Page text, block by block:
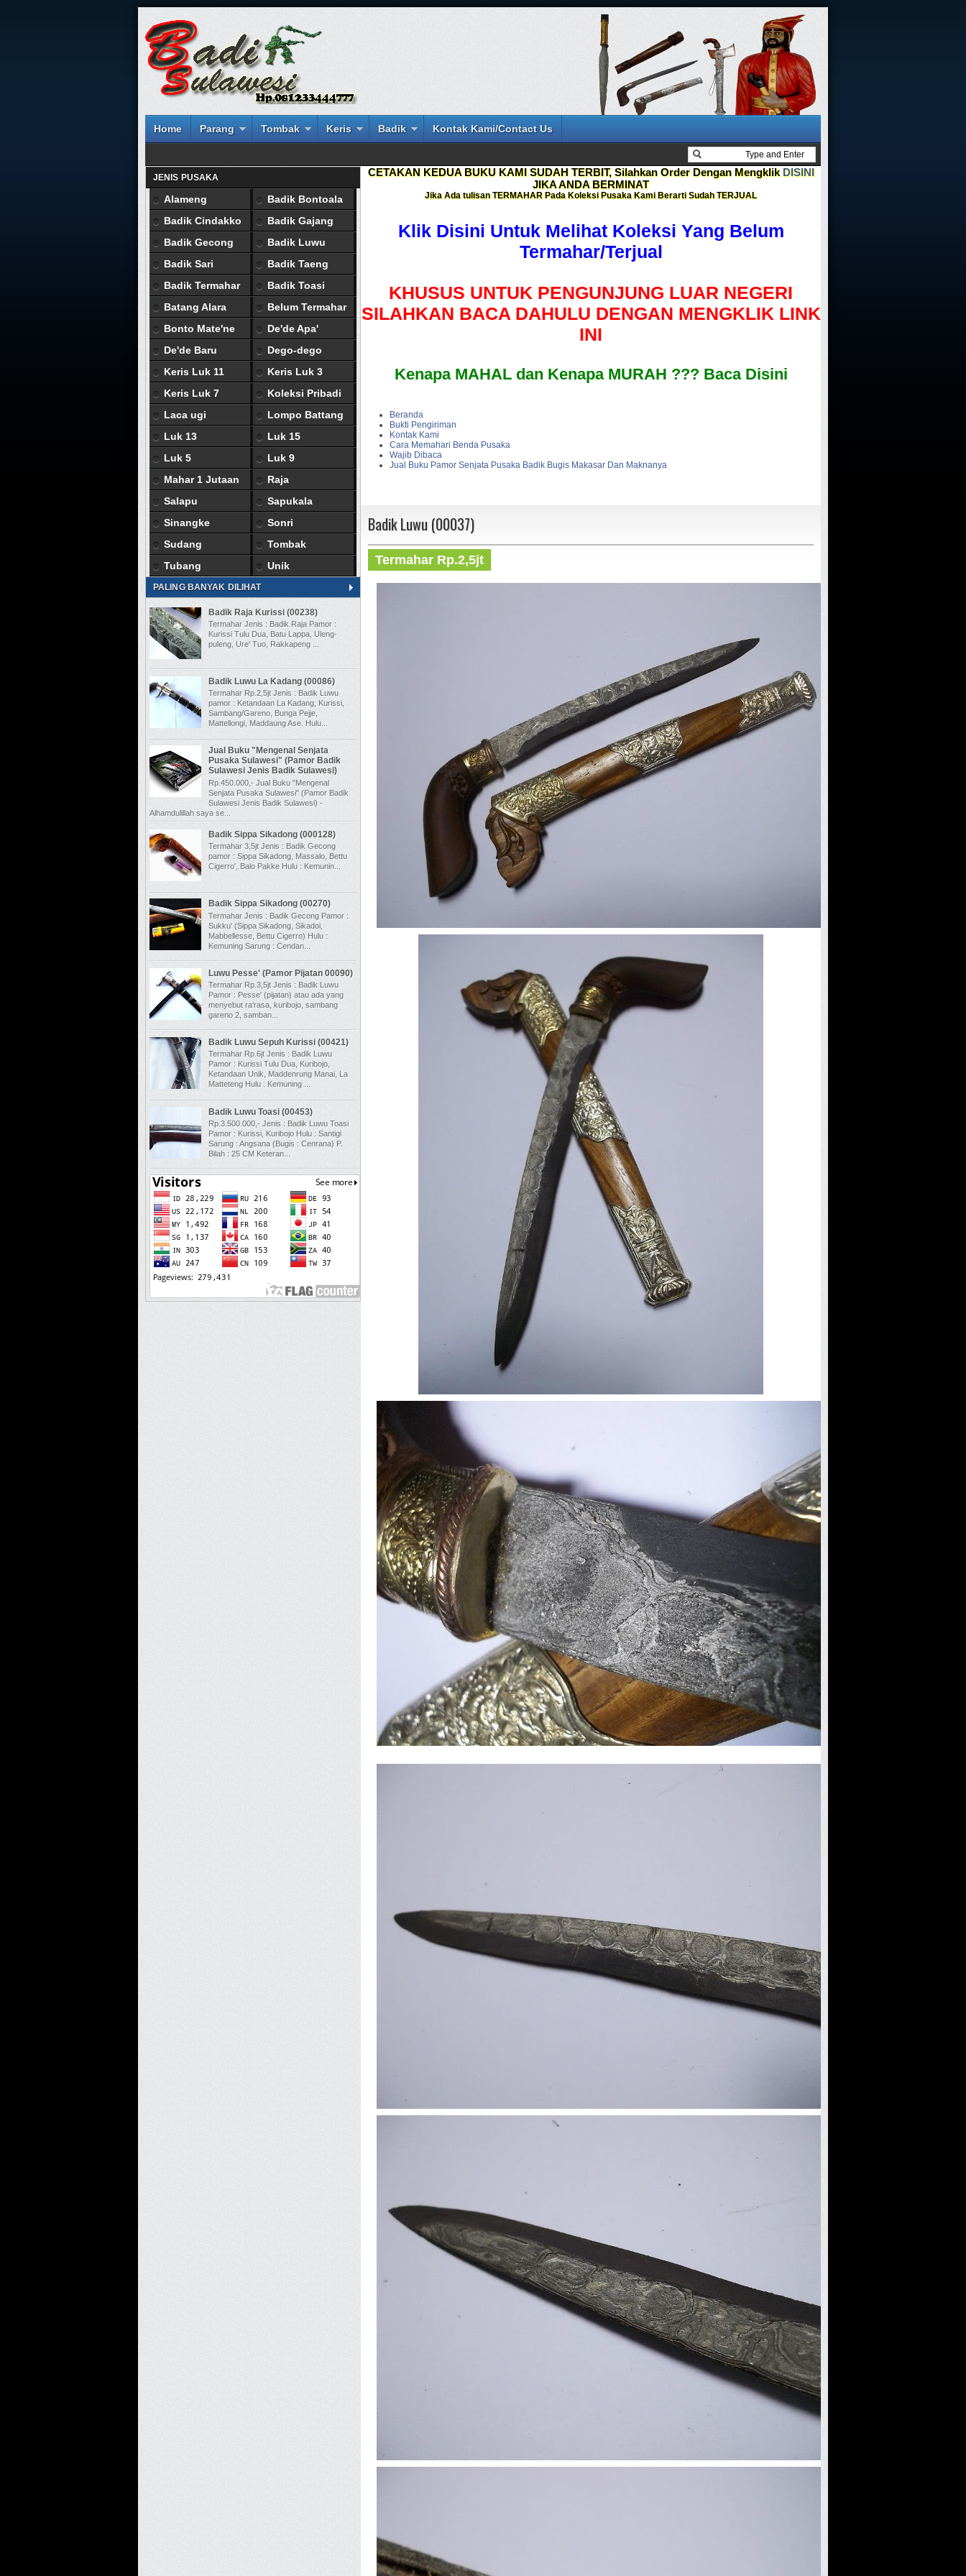
Home Parang Tombak Keris Badik Kontak Kami/Contact Us
CETAKAN KEDUA BUKU KAMI SUDAH TERBIT, Silahkan Order Dengan MengklikDISINI
JIKA ANDA BERMINAT
Jika Ada tulisanTERMAHARPada Koleksi Pusaka Kami Berarti SudahTERJUAL
Klik Disini Untuk Melihat Koleksi Yang Belum
Termahar/Terjual
KHUSUS UNTUK PENGUNJUNG LUAR NEGERI
SILAHKAN BACA DAHULU DENGAN MENGKLIK LINK
INI
Kenapa MAHAL dan Kenapa MURAH ??? Baca Disini
Beranda
Bukti Pengiriman
Kontak Kami
Cara Memahari Benda Pusaka
Wajib Dibaca
Jual Buku Pamor Senjata Pusaka Badik Bugis Makasar Dan Maknanya
Badik Luwu (00037)
Termahar Rp.2,5jt
JENIS PUSAKA
Alameng
Badik Bontoala
Badik Cindakko
Badik Gajang
Badik Gecong
Badik Luwu
Badik Sari
Badik Taeng
Badik Termahar
Badik Toasi
Batang Alara
Belum Termahar
Bonto Mate'ne
De'de Apa'
De'de Baru
Dego-dego
Keris Luk 11
Keris Luk 3
Keris Luk 7
Koleksi Pribadi
Laca ugi
Lompo Battang
Luk 13
Luk 15
Luk 5
Luk 9
Mahar 1 Jutaan
Raja
Salapu
Sapukala
Sinangke
Sonri
Sudang
Tombak
Tubang
Unik
PALING BANYAK DILIHAT
Badik Raja Kurissi (00238)
Termahar Jenis : Badik Raja Pamor :
Kurissi Tulu Dua, Batu Lappa, Uleng-
puleng, Ure' Tuo, Rakkapeng ...
Badik Luwu La Kadang (00086)
Termahar Rp.2,5jt Jenis : Badik Luwu
pamor : Ketandaan La Kadang, Kurissi,
Sambang/Gareno, Bunga Pejje,
Mattellongi, Maddaung Ase. Hulu...
Jual Buku "Mengenal Senjata
Pusaka Sulawesi" (Pamor Badik
Sulawesi Jenis Badik Sulawesi)
Rp.450.000,- Jual Buku "Mengenal
Senjata Pusaka Sulawesi" (Pamor Badik
Sulawesi Jenis Badik Sulawesi) -
Alhamdulillah saya se...
Badik Sippa Sikadong (000128)
Termahar 3,5jt Jenis : Badik Gecong
pamor : Sippa Sikadong, Massalo, Bettu
Cigerro', Balo Pakke Hulu : Kemunin...
Badik Sippa Sikadong (00270)
Termahar Jenis : Badik Gecong Pamor :
Sukku' (Sippa Sikadong, Sikadoi,
Mabbellesse, Bettu Cigerro) Hulu :
Kemuning Sarung : Cendan...
Luwu Pesse' (Pamor Pijatan 00090)
Termahar Rp.3,5jt Jenis : Badik Luwu
Pamor : Pesse' (pijatan) atau ada yang
menyebut ra'rasa, kuribojo, sambang
gareno 2, samban...
Badik Luwu Sepuh Kurissi (00421)
Termahar Rp.6jt Jenis : Badik Luwu
Pamor : Kurissi Tulu Dua, Kuribojo,
Ketandaan Unik, Maddenrung Manai, La
Matteteng Hulu : Kemuning ...
Badik Luwu Toasi (00453)
Rp.3.500.000,- Jenis : Badik Luwu Toasi
Pamor : Kurissi, Kuribojo Hulu : Santigi
Sarung : Angsana (Bugis : Cenrana) P.
Bilah : 25 CM Keteran...